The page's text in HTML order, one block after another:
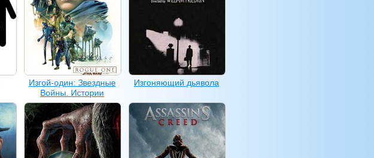
Изгой-один: Звездные
Войны. Истории
Изгоняющий дьявола